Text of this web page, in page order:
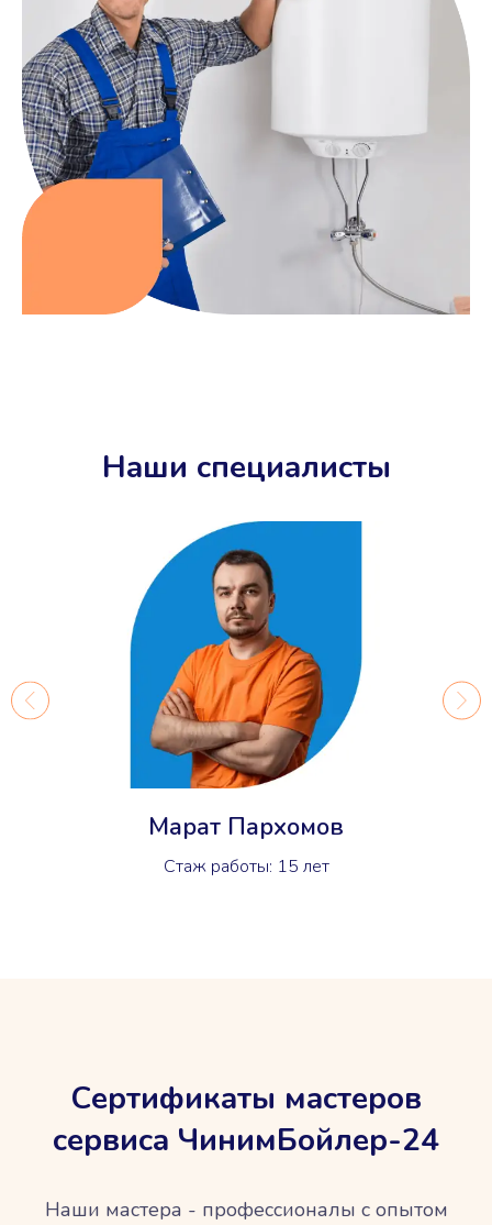
Наши специалисты
Марат Пархомов
Стаж работы: 15 лет
Сертификаты мастеров
сервиса ЧинимБойлер-24
Наши мастера - профессионалы с опытом